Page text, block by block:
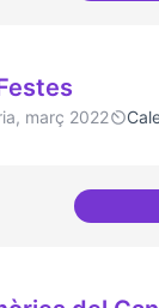
març 2022